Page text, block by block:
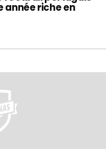
année riche en